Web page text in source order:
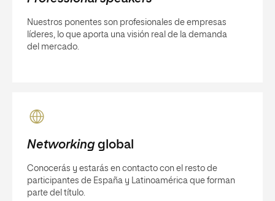
Nuestros ponentes son profesionales de empresas
líderes, lo que aporta una visión real de la demanda
del mercado.
Networkingglobal
Conocerás y estarás en contacto con el resto de
participantes de España y Latinoamérica que forman
parte del título.